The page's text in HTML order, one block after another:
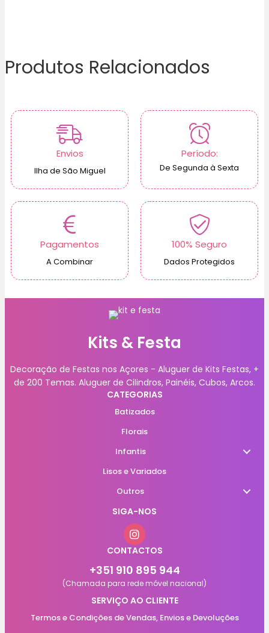
Produtos Relacionados
Envios
Ilha de São Miguel
Período:
De Segunda à Sexta
Pagamentos
A Combinar
100% Seguro
Dados Protegidos
Kits & Festa
Decoração de Festas nos Açores - Aluguer de Kits Festas, +
de 200 Temas. Aluguer de Cilindros, Painéis, Cubos, Arcos.
CATEGORIAS
Batizados
Florais
Infantis
Lisos e Variados
Outros
SIGA-NOS
CONTACTOS
+351 910 895 944
(Chamada para rede móvel nacional)
SERVIÇO AO CLIENTE
Termos e Condições de Vendas, Envios e Devoluções